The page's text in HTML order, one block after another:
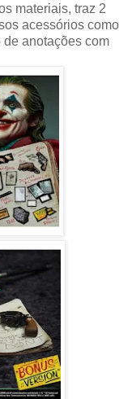
materiais, traz 2
acessórios como
anotações com